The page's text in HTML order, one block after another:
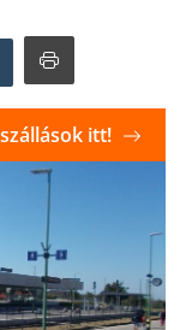
itt!